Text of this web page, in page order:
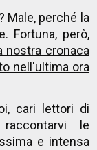
Male, perché la
Fortuna, però,
nostra cronaca
nell'ultima ora
cari lettori di
le
e intensa